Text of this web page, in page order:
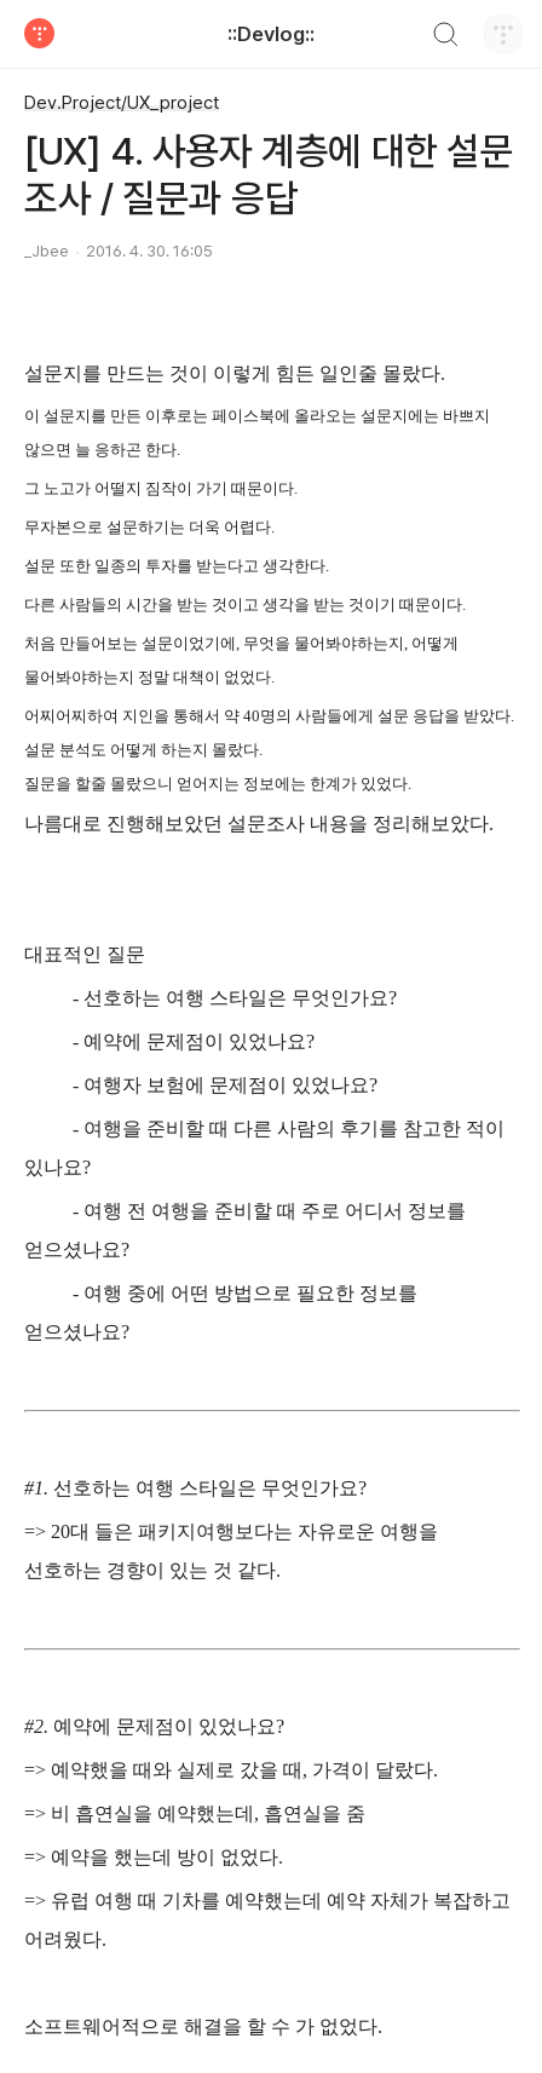
::Devlog::
Dev.Project/UX_project
[UX] 4. 사용자 계층에 대한 설문
조사 / 질문과 응답
_Jbee 2016. 4. 30. 16:05
설문지를 만드는 것이 이렇게 힘든 일인줄 몰랐다.
이 설문지를 만든 이후로는 페이스북에 올라오는 설문지에는 바쁘지
않으면 늘 응하곤 한다.
그 노고가 어떨지 짐작이 가기 때문이다.
무자본으로 설문하기는 더욱 어렵다.
설문 또한 일종의 투자를 받는다고 생각한다.
다른 사람들의 시간을 받는 것이고 생각을 받는 것이기 때문이다.
처음 만들어보는 설문이었기에, 무엇을 물어봐야하는지, 어떻게
물어봐야하는지 정말 대책이 없었다.
어찌어찌하여 지인을 통해서 약 40명의 사람들에게 설문 응답을 받았다.
설문 분석도 어떻게 하는지 몰랐다.
질문을 할줄 몰랐으니 얻어지는 정보에는 한계가 있었다.
나름대로 진행해보았던 설문조사 내용을 정리해보았다.
대표적인 질문
- 선호하는 여행 스타일은 무엇인가요?
- 예약에 문제점이 있었나요?
- 여행자 보험에 문제점이 있었나요?
- 여행을 준비할 때 다른 사람의 후기를 참고한 적이
있나요?
- 여행 전 여행을 준비할 때 주로 어디서 정보를
얻으셨나요?
- 여행 중에 어떤 방법으로 필요한 정보를
얻으셨나요?
#1. 선호하는 여행 스타일은 무엇인가요?
=> 20대 들은 패키지여행보다는 자유로운 여행을
선호하는 경향이 있는 것 같다.
#2. 예약에 문제점이 있었나요?
=> 예약했을 때와 실제로 갔을 때 , 가격이 달랐다.
=> 비 흡연실을 예약했는데 , 흡연실을 줌
=> 예약을 했는데 방이 없었다.
=> 유럽 여행 때 기차를 예약했는데 예약 자체가 복잡하고
어려웠다.
소프트웨어적으로 해결을 할 수 가 없었다.